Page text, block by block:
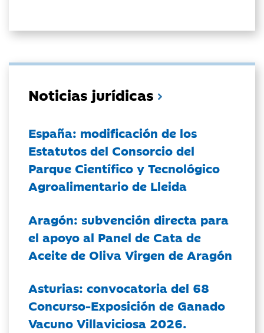
Noticias jurídicas
España: modificación de los
Estatutos del Consorcio del
Parque Científico y Tecnológico
Agroalimentario de Lleida
Aragón: subvención directa para
el apoyo al Panel de Cata de
Aceite de Oliva Virgen de Aragón
Asturias: convocatoria del 68
Concurso-Exposición de Ganado
Vacuno Villaviciosa 2026.